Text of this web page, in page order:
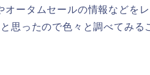
ータムセールの情報などを
思ったので色々と調べてみる